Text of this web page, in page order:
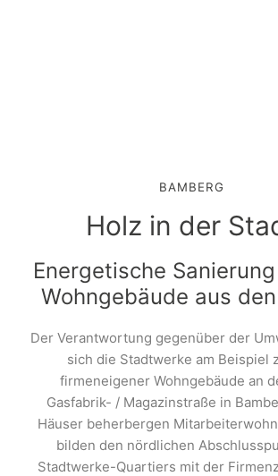
BAMBERG
Holz in der
Energetische
Wohngebäude aus
Der Verantwortung gegenüber der
sich die Stadtwerke am Beispiel
firmeneigener Wohngebäude an
Gasfabrik- / Magazinstraße in
Häuser beherbergen
bilden den nördlichen
Stadtwerke-Quartiers mit der